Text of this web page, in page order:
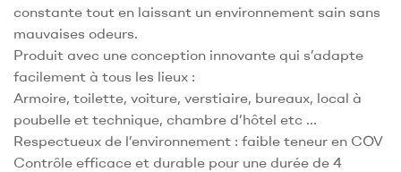
constante tout en laissant un environnement sain sans
mauvaises odeurs.
Produit avec une conception innovante qui s’adapte
facilement à tous les lieux :
Armoire, toilette, voiture, verstiaire, bureaux, local à
poubelle et technique, chambre d’hôtel etc …
Respectueux de l’environnement : faible teneur en COV
Contrôle efficace et durable pour une durée de 4